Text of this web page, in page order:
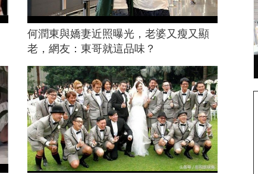
何潤東與嬌妻近照曝光，老婆又瘦又顯
老，網友：東哥就這品味？